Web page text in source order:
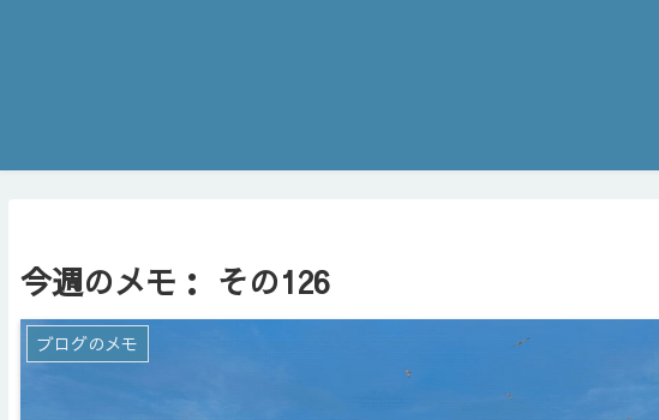
今週のメモ： その126
ブログのメモ